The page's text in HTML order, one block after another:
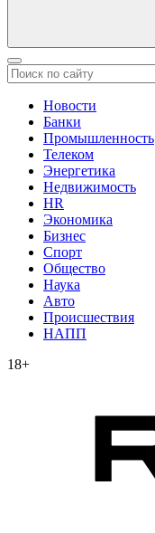
Новости
Банки
Промышленность
Телеком
Энергетика
Недвижимость
HR
Экономика
Бизнес
Спорт
Общество
Наука
Авто
Происшествия
НАПП
18+